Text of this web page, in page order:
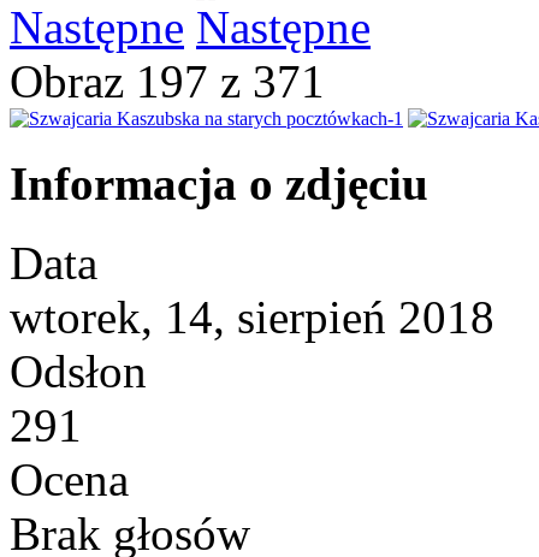
Następne
Obraz 197 z 371
Informacja o zdjęciu
Data
wtorek, 14, sierpień 2018
Odsłon
291
Ocena
Brak głosów